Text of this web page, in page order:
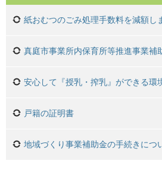
紙おむつのごみ処理手数料を減額し
真庭市事業所内保育所等推進事業補
安心して『授乳・搾乳』ができる環
戸籍の証明書
地域づくり事業補助金の手続きにつ